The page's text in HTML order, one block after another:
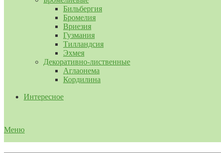
Бильбергия
Бромелия
Вриезия
Гузмания
Тилландсия
Эхмея
Декоративно-лиственные
Аглаонема
Кордилина
Интересное
Меню